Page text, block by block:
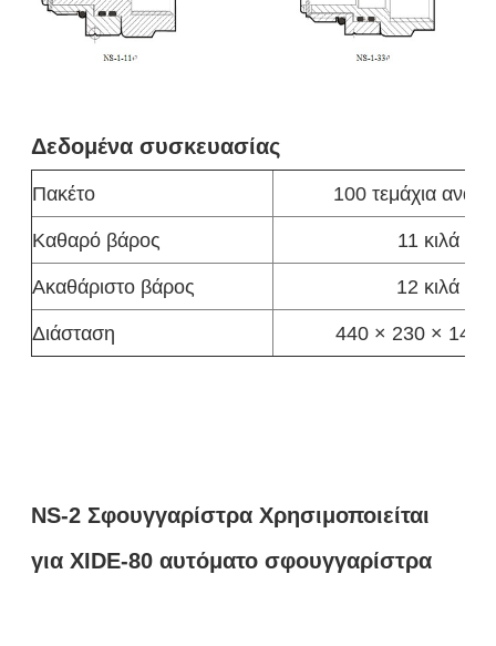
Δεδομένα συσκευασίας
Πακέτο
100 τεμάχια ανά
Καθαρό βάρος
11 κιλά
Ακαθάριστο βάρος
12 κιλά
Διάσταση
440 × 230 × 140
NS-2 Σφουγγαρίστρα Χρησιμοποιείται
για XIDE-80 αυτόματο σφουγγαρίστρα